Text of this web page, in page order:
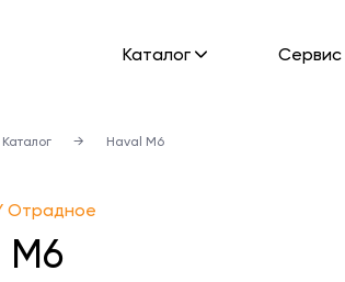
Каталог Cервис
Каталог → Haval M6
Отрадное
M6